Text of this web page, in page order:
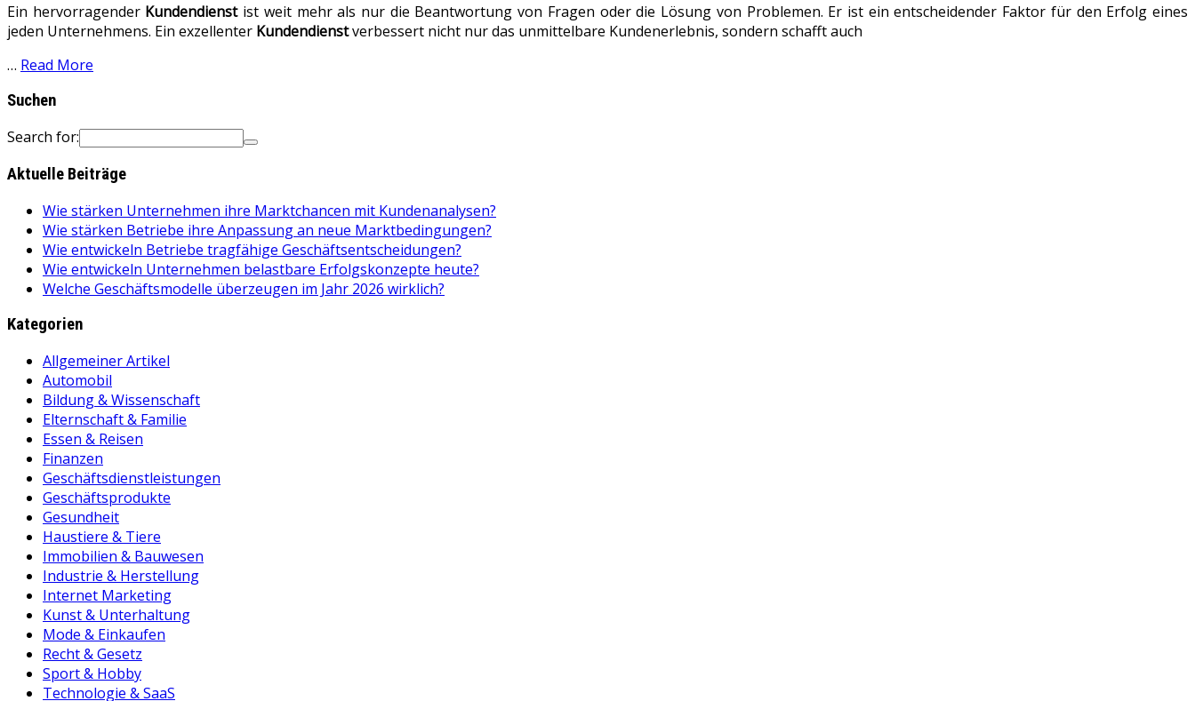
Ein hervorragender Kundendienstist weit mehr als nur die Beantwortung von Fragen oder die Lösung von Problemen. Er ist ein entscheidender Faktor für den Erfolg eines
jeden Unternehmens. Ein exzellenter Kundendienstverbessert nicht nur das unmittelbare Kundenerlebnis, sondern schafft auch
… Read More
Suchen
Search for:
Aktuelle Beiträge
Wie stärken Unternehmen ihre Marktchancen mit Kundenanalysen?
Wie stärken Betriebe ihre Anpassung an neue Marktbedingungen?
Wie entwickeln Betriebe tragfähige Geschäftsentscheidungen?
Wie entwickeln Unternehmen belastbare Erfolgskonzepte heute?
Welche Geschäftsmodelle überzeugen im Jahr 2026 wirklich?
Kategorien
Allgemeiner Artikel
Automobil
Bildung & Wissenschaft
Elternschaft & Familie
Essen & Reisen
Finanzen
Geschäftsdienstleistungen
Geschäftsprodukte
Gesundheit
Haustiere & Tiere
Immobilien & Bauwesen
Industrie & Herstellung
Internet Marketing
Kunst & Unterhaltung
Mode & Einkaufen
Recht & Gesetz
Sport & Hobby
Technologie & SaaS